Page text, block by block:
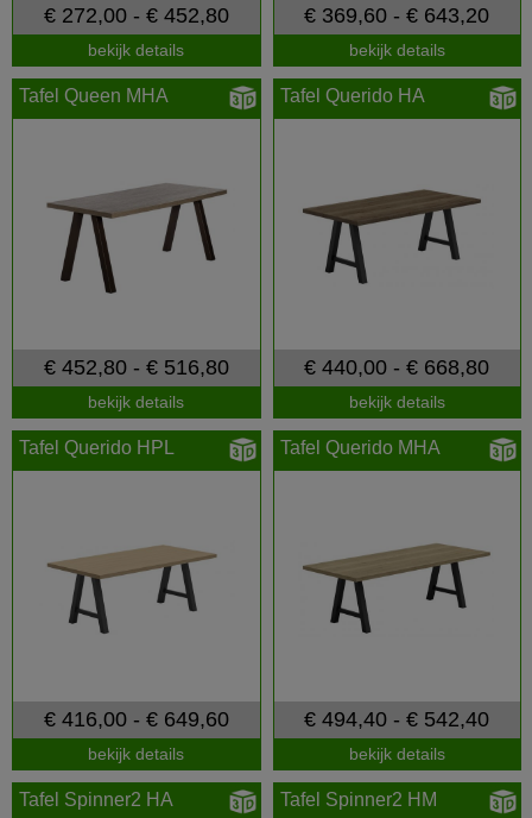
€ 272,00 - € 452,80
bekijk details
€ 369,60 - € 643,20
bekijk details
Tafel Queen MHA
€ 452,80 - € 516,80
bekijk details
Tafel Querido HA
€ 440,00 - € 668,80
bekijk details
Tafel Querido HPL
€ 416,00 - € 649,60
bekijk details
Tafel Querido MHA
€ 494,40 - € 542,40
bekijk details
Tafel Spinner2 HA Tafel Spinner2 HM